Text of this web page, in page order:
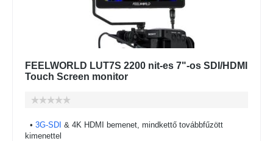
FEELWORLD LUT7S 2200 nit-es 7"-os SDI/HDMI
Touch Screen monitor
• 3G-SDI & 4K HDMI bemenet, mindkettő továbbfűzött
kimenettel